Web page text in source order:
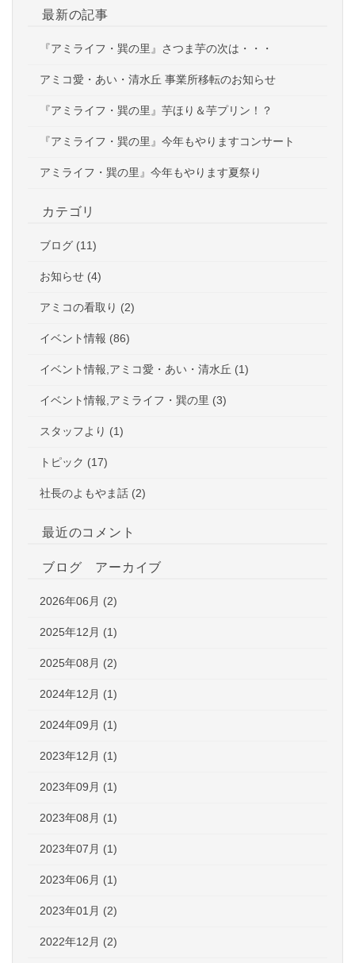
最新の記事
『アミライフ・巽の里』さつま芋の次は・・・
アミコ愛・あい・清水丘 事業所移転のお知らせ
『アミライフ・巽の里』芋ほり＆芋プリン！？
『アミライフ・巽の里』今年もやりますコンサート
アミライフ・巽の里』今年もやります夏祭り
カテゴリ
ブログ (11)
お知らせ (4)
アミコの看取り (2)
イベント情報 (86)
イベント情報,アミコ愛・あい・清水丘 (1)
イベント情報,アミライフ・巽の里 (3)
スタッフより (1)
トピック (17)
社長のよもやま話 (2)
最近のコメント
ブログ アーカイブ
2026年06月 (2)
2025年12月 (1)
2025年08月 (2)
2024年12月 (1)
2024年09月 (1)
2023年12月 (1)
2023年09月 (1)
2023年08月 (1)
2023年07月 (1)
2023年06月 (1)
2023年01月 (2)
2022年12月 (2)